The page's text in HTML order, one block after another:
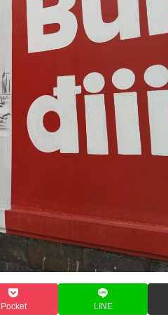
Pocket LINE